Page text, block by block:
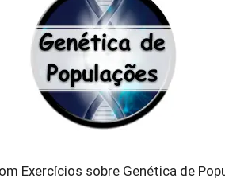
Exercícios sobre Genética de